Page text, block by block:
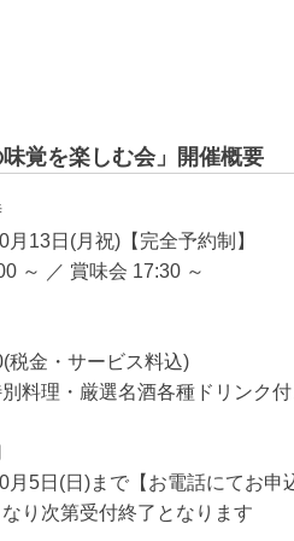
覚を楽しむ会」開催概要
月13日(月祝)【完全予約制】
～ ／ 賞味会 17:30 ～
税金・サービス料込)
別料理・厳選名酒各種ドリンク付
月5日(日)まで【お電話にてお申
り次第受付終了となります